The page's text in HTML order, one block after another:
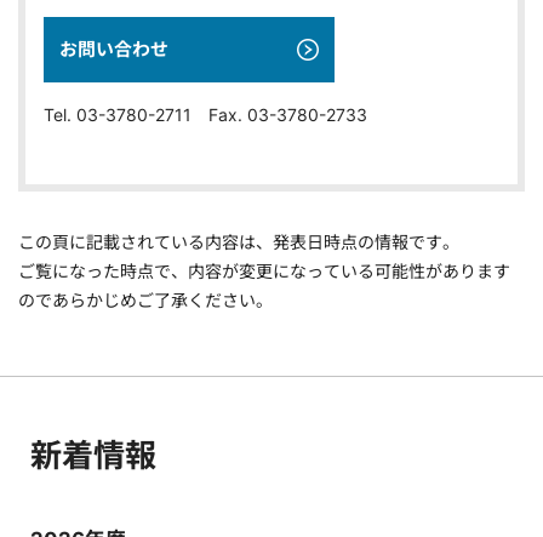
お問い合わせ
Tel. 03-3780-2711 Fax. 03-3780-2733
この頁に記載されている内容は、発表日時点の情報です。
ご覧になった時点で、内容が変更になっている可能性があります
のであらかじめご了承ください。
新着情報